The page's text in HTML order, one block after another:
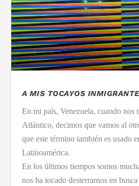
A MIS TOCAYOS
En mi país, Venezuela, cuando nos
Atlántico, decimos que vamos al
que este término también es usado
Latinoamérica.
En los últimos tiempos somos
nos ha tocado desterrarnos en